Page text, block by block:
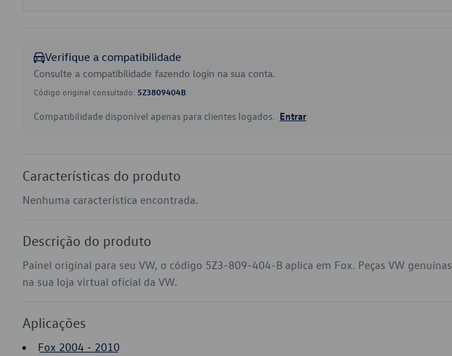
Verifique a compatibilidade
Consulte a compatibilidade fazendo login na sua conta.
Código original consultado: 5Z3809404B
Compatibilidade disponível apenas para clientes logados. Entrar
Características do produto
Nenhuma característica encontrada.
Descrição do produto
Painel original para seu VW, o código 5Z3-809-404-B aplica em Fox. Peças VW genuínas
na sua loja virtual oficial da VW.
Aplicações
Fox 2004 - 2010